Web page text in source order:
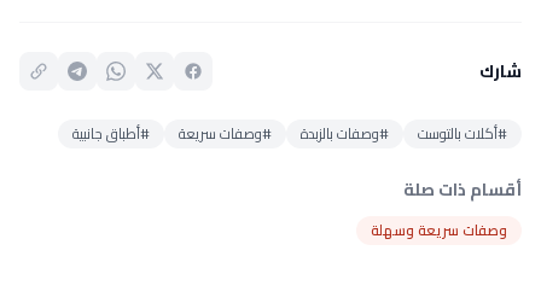
شارك
#أكلات بالتوست #وصفات بالزبدة #وصفات سريعة #أطباق جانبية
أقسام ذات صلة
وصفات سريعة وسهلة